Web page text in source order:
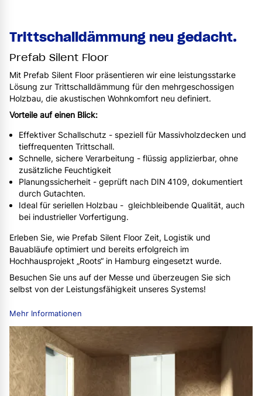
Trittschalldämmung neu gedacht.
Prefab Silent Floor
Mit Prefab Silent Floor präsentieren wir eine leistungsstarke
Lösung zur Trittschalldämmung für den mehrgeschossigen
Holzbau, die akustischen Wohnkomfort neu definiert.
Vorteile auf einen Blick:
Effektiver Schallschutz - speziell für Massivholzdecken und
tieffrequenten Trittschall.
Schnelle, sichere Verarbeitung - flüssig applizierbar, ohne
zusätzliche Feuchtigkeit
Planungssicherheit - geprüft nach DIN 4109, dokumentiert
durch Gutachten.
Ideal für seriellen Holzbau - gleichbleibende Qualität, auch
bei industrieller Vorfertigung.
Erleben Sie, wie Prefab Silent Floor Zeit, Logistik und
Bauabläufe optimiert und bereits erfolgreich im
Hochhausprojekt „Roots“ in Hamburg eingesetzt wurde.
Besuchen Sie uns auf der Messe und überzeugen Sie sich
selbst von der Leistungsfähigkeit unseres Systems!
Mehr Informationen